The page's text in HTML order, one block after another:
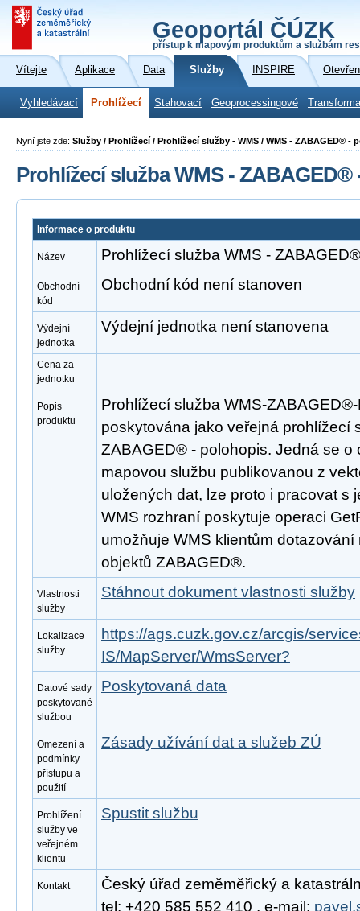
Geoportál ČÚZK
přístup k mapovým produktům a službám
Vítejte Aplikace Data Služby INSPIRE
Vyhledávací Prohlížecí Stahovací Geoprocessingové
Nyní jste zde: Služby / Prohlížecí / Prohlížecí služby - WMS / WMS - ZABAGED® -
Prohlížecí služba WMS -
Informace o produktu
Název Prohlížecí služba WMS -
Obchodní
kód
Obchodní kód není stanoven
Výdejní
jednotka
Výdejní jednotka není stanovena
Cena za
jednotku
Popis
produktu
Prohlížecí služba WMS-
poskytována jako veřejná prohlížecí
ZABAGED® - polohopis. Jedná se o
mapovou službu publikovanou z
uložených dat, lze proto i pracovat s
WMS rozhraní poskytuje operaci
umožňuje WMS klientům
objektů ZABAGED®.
Vlastnosti
služby
Stáhnout dokument vlastnosti služby
Lokalizace
služby
https://ags.cuzk.gov.cz/arcgis/
IS/MapServer/WmsServer?
Datové sady
poskytované
službou
Poskytovaná data
Omezení a
podmínky
přístupu a
použití
Zásady užívání dat a služeb ZÚ
Prohlížení
služby ve
veřejném
klientu
Spustit službu
Kontakt
Český úřad zeměměřický a
tel: +420 585 552 410 , e-mail: